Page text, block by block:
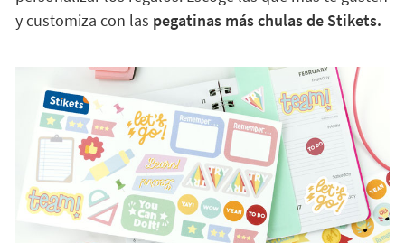
y customiza con las pegatinas más chulas de Stikets.